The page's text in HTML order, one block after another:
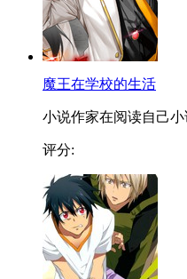
魔王在学校的生活
小说作家在阅读自己
评分: